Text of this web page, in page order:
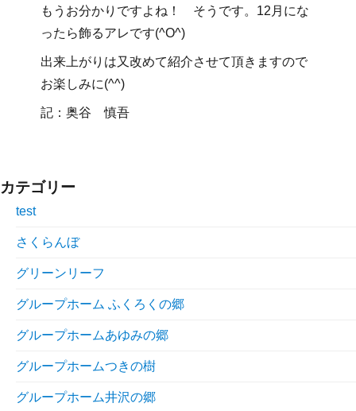
もうお分かりですよね！ そうです。12月にな
ったら飾るアレです(^O^)
出来上がりは又改めて紹介させて頂きますので
お楽しみに(^^)
記：奥谷 慎吾
カテゴリー
test
さくらんぼ
グリーンリーフ
グループホーム ふくろくの郷
グループホームあゆみの郷
グループホームつきの樹
グループホーム井沢の郷